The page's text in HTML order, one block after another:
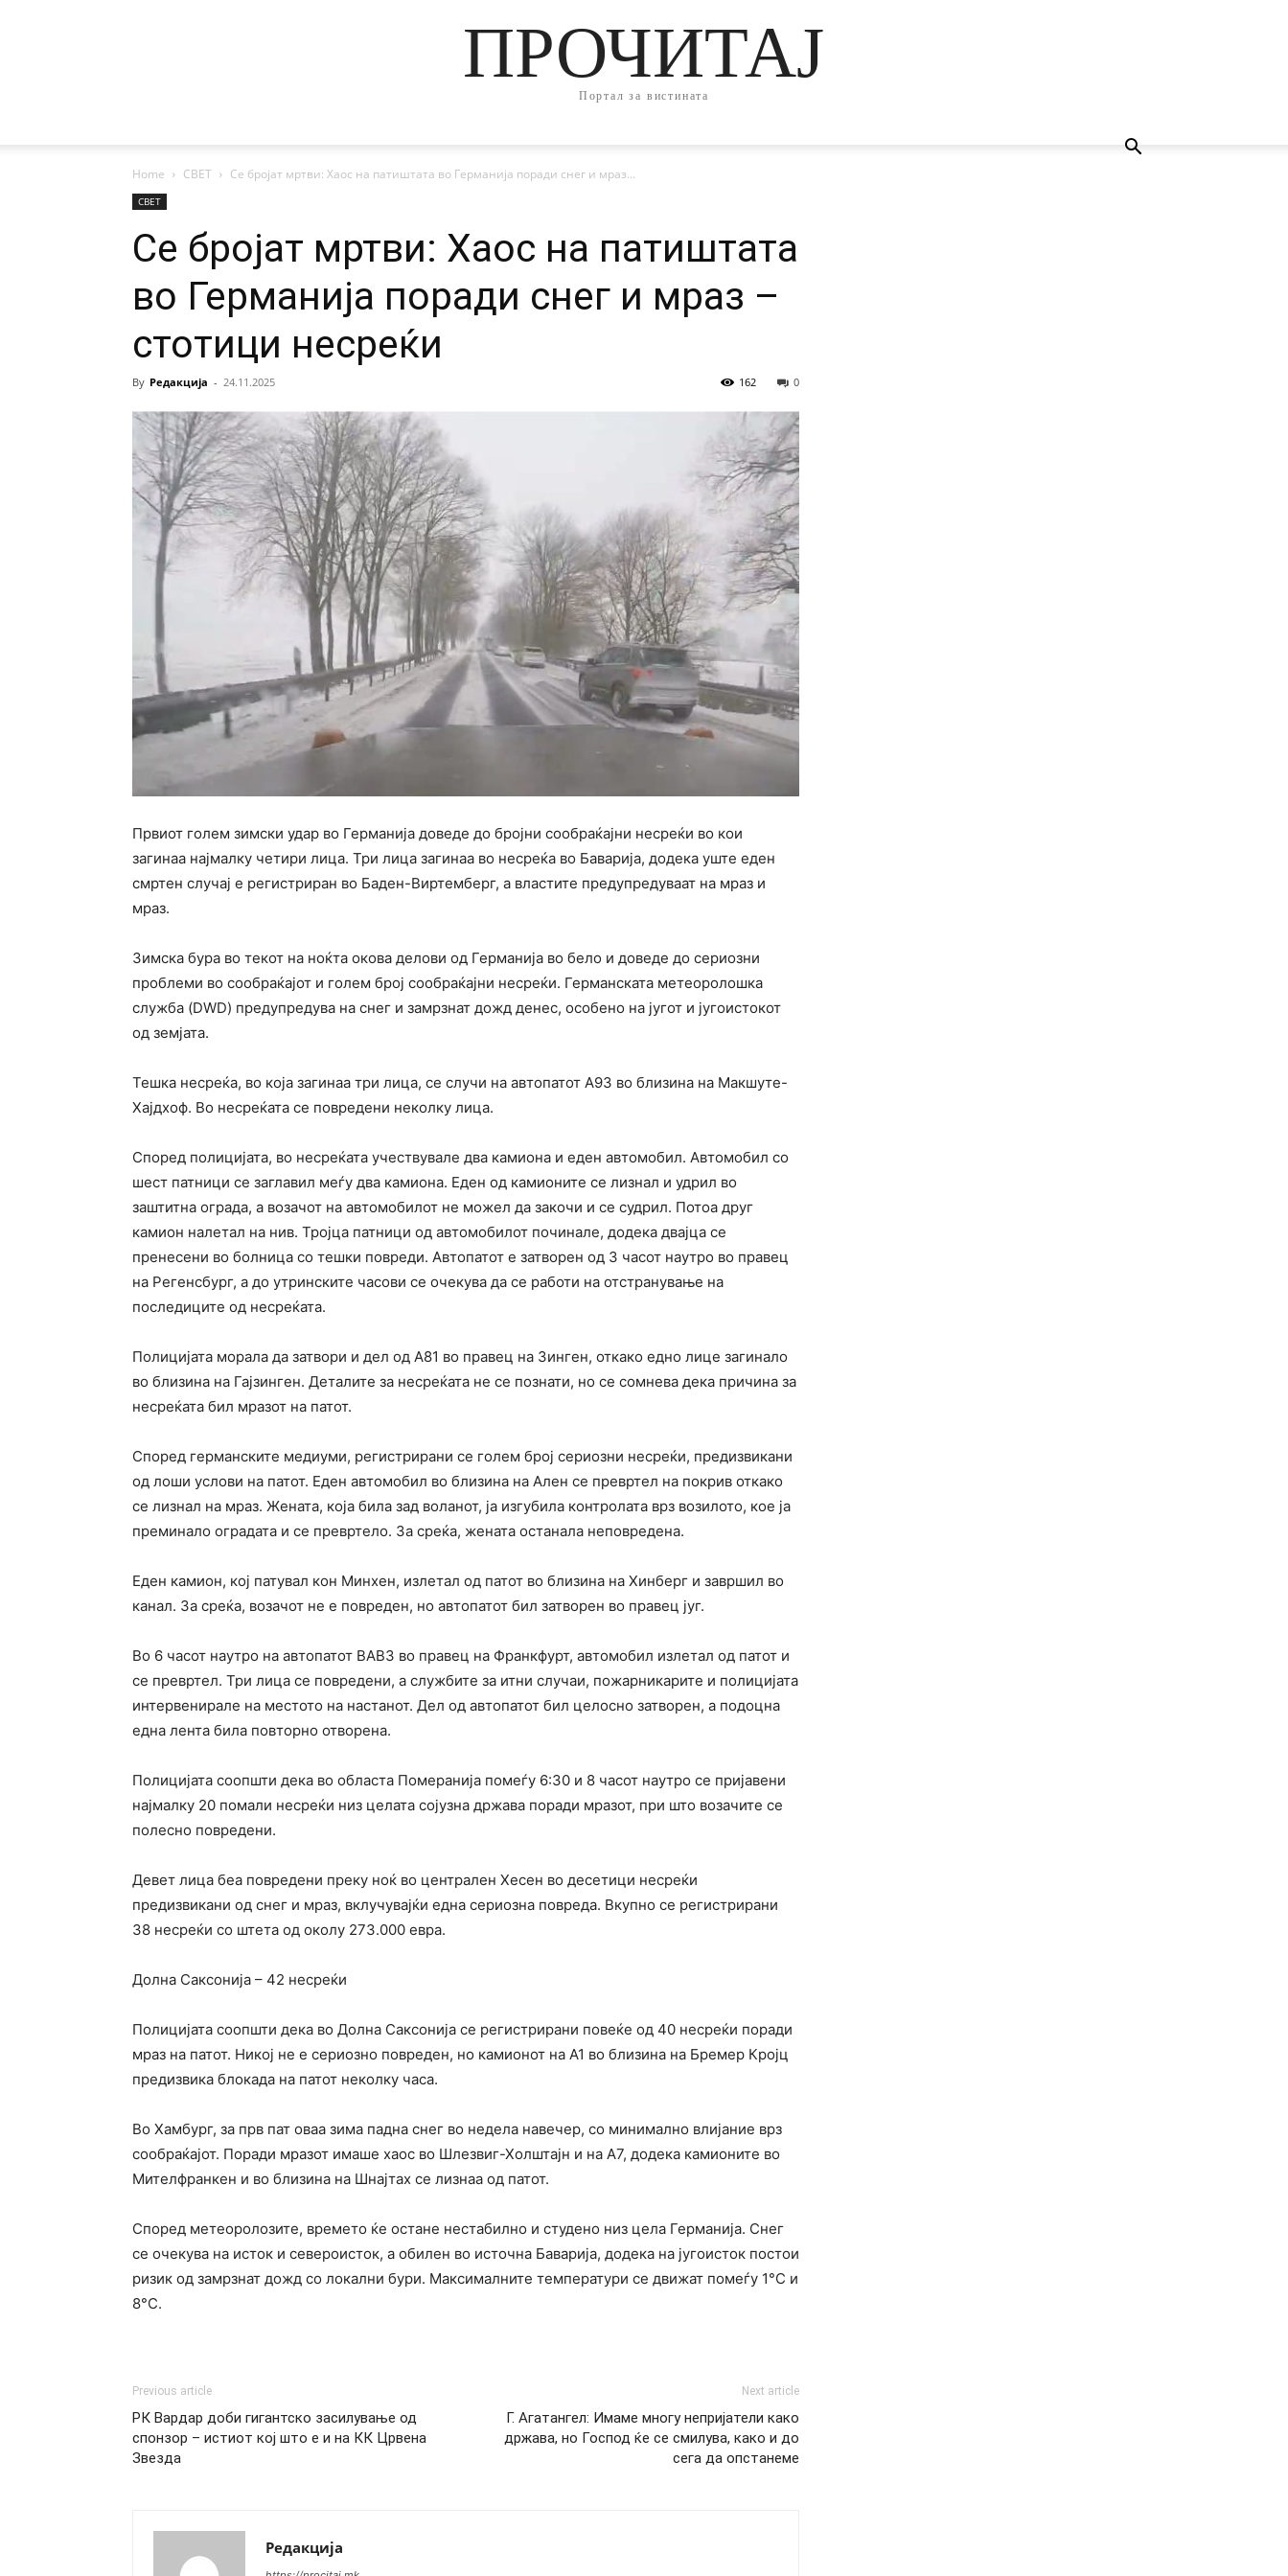
ПРОЧИТАЈ
Портал за вистината
Home СВЕТ Се бројат мртви: Хаос на патиштата во Германија поради снег и мраз...
СВЕТ
Се бројат мртви: Хаос на патиштата
во Германија поради снег и мраз –
стотици несреќи
By Редакција - 24.11.2025 0
162
Првиот голем зимски удар во Германија доведе до бројни сообраќајни несреќи во кои
загинаа најмалку четири лица. Три лица загинаа во несреќа во Баварија, додека уште еден
смртен случај е регистриран во Баден-Виртемберг, а властите предупредуваат на мраз и
мраз.
Зимска бура во текот на ноќта окова делови од Германија во бело и доведе до сериозни
проблеми во сообраќајот и голем број сообраќајни несреќи. Германската метеоролошка
служба (DWD) предупредува на снег и замрзнат дожд денес, особено на југот и југоистокот
од земјата.
Тешка несреќа, во која загинаа три лица, се случи на автопатот A93 во близина на Макшуте-
Хајдхоф. Во несреќата се повредени неколку лица.
Според полицијата, во несреќата учествувале два камиона и еден автомобил. Автомобил со
шест патници се заглавил меѓу два камиона. Еден од камионите се лизнал и удрил во
заштитна ограда, а возачот на автомобилот не можел да закочи и се судрил. Потоа друг
камион налетал на нив. Тројца патници од автомобилот починале, додека двајца се
пренесени во болница со тешки повреди. Автопатот е затворен од 3 часот наутро во правец
на Регенсбург, а до утринските часови се очекува да се работи на отстранување на
последиците од несреќата.
Полицијата морала да затвори и дел од А81 во правец на Зинген, откако едно лице загинало
во близина на Гајзинген. Деталите за несреќата не се познати, но се сомнева дека причина за
несреќата бил мразот на патот.
Според германските медиуми, регистрирани се голем број сериозни несреќи, предизвикани
од лоши услови на патот. Еден автомобил во близина на Ален се превртел на покрив откако
се лизнал на мраз. Жената, која била зад воланот, ја изгубила контролата врз возилото, кое ја
преминало оградата и се превртело. За среќа, жената останала неповредена.
Еден камион, кој патувал кон Минхен, излетал од патот во близина на Хинберг и завршил во
канал. За среќа, возачот не е повреден, но автопатот бил затворен во правец југ.
Во 6 часот наутро на автопатот BAB3 во правец на Франкфурт, автомобил излетал од патот и
се превртел. Три лица се повредени, а службите за итни случаи, пожарникарите и полицијата
интервенирале на местото на настанот. Дел од автопатот бил целосно затворен, а подоцна
една лента била повторно отворена.
Полицијата соопшти дека во областа Померанија помеѓу 6:30 и 8 часот наутро се пријавени
најмалку 20 помали несреќи низ целата сојузна држава поради мразот, при што возачите се
полесно повредени.
Девет лица беа повредени преку ноќ во централен Хесен во десетици несреќи
предизвикани од снег и мраз, вклучувајќи една сериозна повреда. Вкупно се регистрирани
38 несреќи со штета од околу 273.000 евра.
Долна Саксонија – 42 несреќи
Полицијата соопшти дека во Долна Саксонија се регистрирани повеќе од 40 несреќи поради
мраз на патот. Никој не е сериозно повреден, но камионот на А1 во близина на Бремер Кројц
предизвика блокада на патот неколку часа.
Во Хамбург, за прв пат оваа зима падна снег во недела навечер, со минимално влијание врз
сообраќајот. Поради мразот имаше хаос во Шлезвиг-Холштајн и на А7, додека камионите во
Мителфранкен и во близина на Шнајтах се лизнаа од патот.
Според метеоролозите, времето ќе остане нестабилно и студено низ цела Германија. Снег
се очекува на исток и североисток, а обилен во источна Баварија, додека на југоисток постои
ризик од замрзнат дожд со локални бури. Максималните температури се движат помеѓу 1°C и
8°C.
Previous article
РК Вардар доби гигантско засилување од
спонзор – истиот кој што е и на КК Црвeна
Звезда
Next article
Г. Агатангел: Имаме многу непријатели како
држава, но Господ ќе се смилува, како и до
сега да опстанеме
Редакција